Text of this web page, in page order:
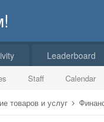
Staff Calendar
Leaderboard
товаров и услуг